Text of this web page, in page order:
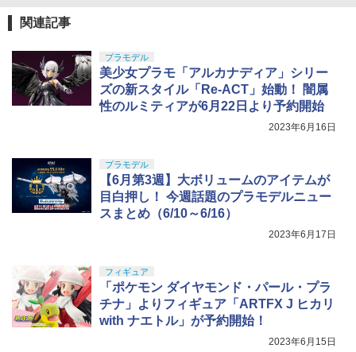
関連記事
プラモデル
美少女プラモ「アルカナディア」シリー
ズの新スタイル「Re-ACT」始動！ 闇属
性のルミティアが6月22日より予約開始
2023年6月16日
プラモデル
【6月第3週】大ボリュームのアイテムが
目白押し！ 今週話題のプラモデルニュー
スまとめ（6/10～6/16）
2023年6月17日
フィギュア
「ポケモン ダイヤモンド・パール・プラ
チナ」よりフィギュア「ARTFX J ヒカリ
with ナエトル」が予約開始！
2023年6月15日